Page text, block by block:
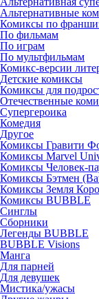
Альтернативные
Комиксы по
По фильмам
По играм
По мультфильмам
Комикс-версии
Детские комиксы
Комиксы для
Отечественные
Супергероика
Комедия
Другое
Комиксы Гравити
Комиксы Marvel
Комиксы Человек-
Комиксы Бэтмен
Комиксы Земля
Комиксы BUBBLE
Синглы
Сборники
Легенды BUBBLE
BUBBLE Visions
Манга
Для парней
Для девушек
Мистика/ужасы